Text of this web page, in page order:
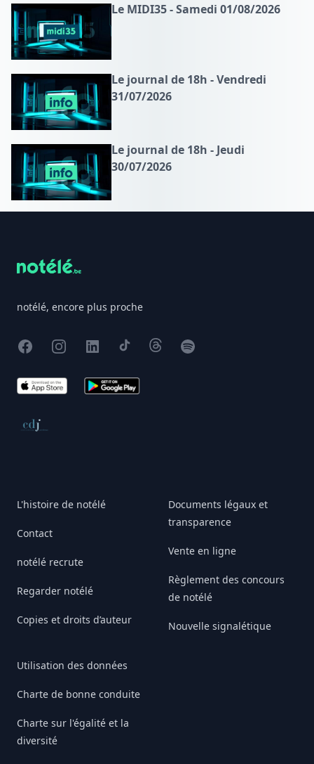
Le MIDI35 - Samedi 01/08/2026
Le journal de 18h - Vendredi
31/07/2026
Le journal de 18h - Jeudi
30/07/2026
notélé, encore plus proche
FacebookInstagram
X TikTokThreadsSpotify
App Store Google Play
Conseil de déontologie journalistique
L'histoire de notélé
Contact
notélé recrute
Regarder notélé
Copies et droits d’auteur
Utilisation des données
Charte de bonne conduite
Charte sur l'égalité et la
diversité
Documents légaux et
transparence
Vente en ligne
Règlement des concours
de notélé
Nouvelle signalétique